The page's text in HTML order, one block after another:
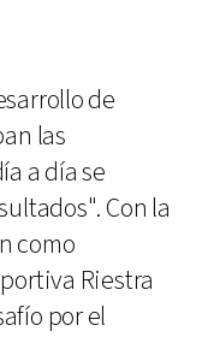
de
las
a día se
Con la
como
Riestra
por el